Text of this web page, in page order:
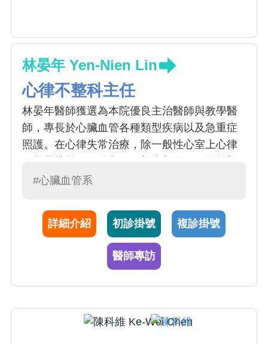
林晏年 Yen-Nien Lin
心律不整科主任
林晏年醫師獲選為本院優良主治醫師與教學醫
師，專長於心臟血管各種類型疾病以及急重症
照護。在心律失常治療，除一般性心室上心律
導管射頻、冷凍燒灼或脈衝場技術，控制心房
臟電子裝置，包括傳統或生理性心臟節律器、
血管內外去顫器、以及雙心室再同步調律器皆
有相當經驗。關於冠狀動脈治療，林醫師與冠
脈介入團隊合作，提供冠脈疾病整合治療。此
減壓術、心臟移植照護以及心臟猝死緊急醫
療，並在國際期刊發表多篇論文。
#心臟血管系
詳細介紹 初診掛號 複診掛號
醫師專訪